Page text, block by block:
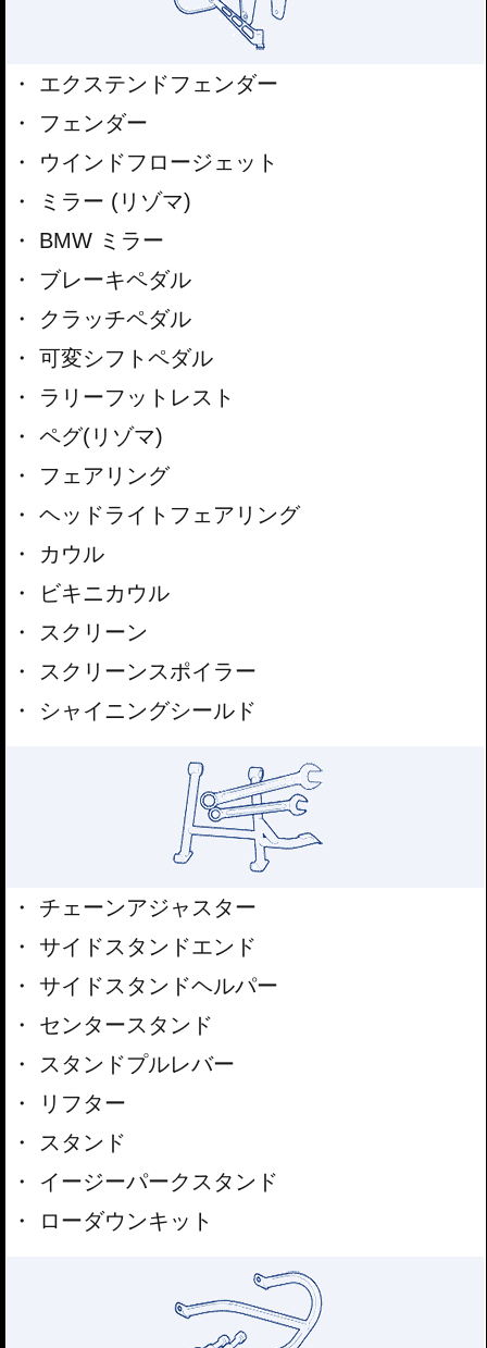
エクステンドフェンダー
フェンダー
ウインドフロージェット
ミラー (リゾマ)
BMW ミラー
ブレーキペダル
クラッチペダル
可変シフトペダル
ラリーフットレスト
ペグ(リゾマ)
フェアリング
ヘッドライトフェアリング
カウル
ビキニカウル
スクリーン
スクリーンスポイラー
シャイニングシールド
チェーンアジャスター
サイドスタンドエンド
サイドスタンドヘルパー
センタースタンド
スタンドプルレバー
リフター
スタンド
イージーパークスタンド
ローダウンキット